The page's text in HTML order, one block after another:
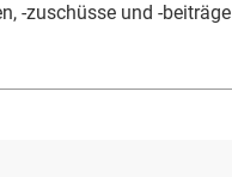
-zuschüsse und -beiträge